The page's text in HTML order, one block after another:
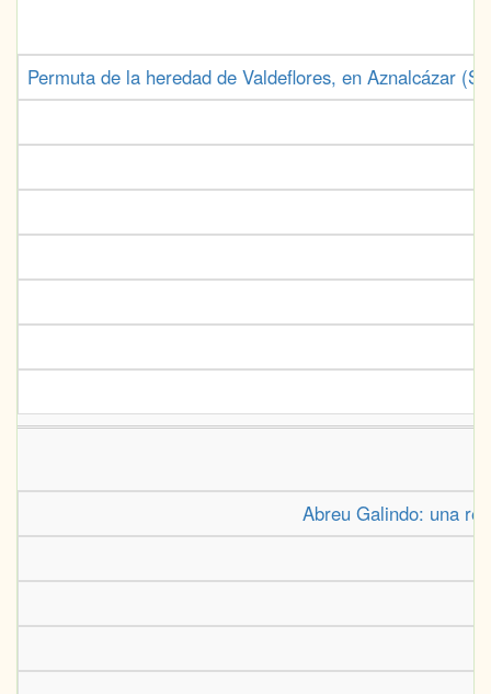
Permuta de la heredad de Valdeflores, en Aznalcázar
Abreu Galindo: una